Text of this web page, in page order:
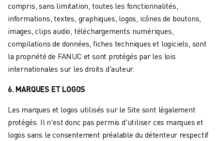
ENTREPOSAGE, LOGISTIQUE, POSTE ET COLIS
APPLICATIONS
TOUTES LES APPLICATIONS
USINAGE 5 AXES
SOUDAGE À L'ARC
ASSEMBLAGE
FRAISAGE CNC
TOURNAGE CNC
PERÇAGE ET TARAUDAGE À GRANDE VITESSE
MOULAGE PAR INJECTION
compris, sans limitation, toutes les fonctionnalités,
informations, textes, graphiques, logos, icônes de boutons,
images, clips audio, téléchargements numériques,
compilations de données, fiches techniques et logiciels, sont
la propriété de FANUC et sont protégés par les lois
internationales sur les droits d'auteur.
6. MARQUES ET LOGOS
Les marques et logos utilisés sur le Site sont légalement
protégés. Il n'est donc pas permis d'utiliser ces marques et
logos sans le consentement préalable du détenteur respectif